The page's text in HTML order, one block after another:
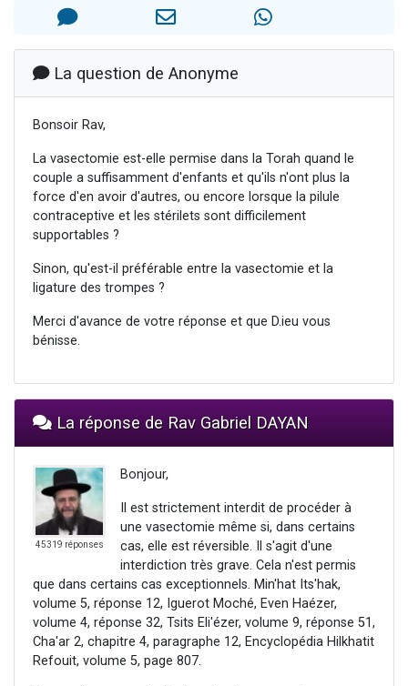
6 personnes viennent de faire un don pour 5 enfants déjà orphelins risquent de perdre leur maman
Il reste 49 places pour étudier en groupe sur Zoom
La question de Anonyme
Bonsoir Rav,
La vasectomie est-elle permise dans la Torah quand le
couple a suffisamment d'enfants et qu'ils n'ont plus la
force d'en avoir d'autres, ou encore lorsque la pilule
contraceptive et les stérilets sont difficilement
supportables ?
Sinon, qu'est-il préférable entre la vasectomie et la
ligature des trompes ?
Merci d'avance de votre réponse et que D.ieu vous
bénisse.
La réponse de Rav Gabriel DAYAN
45319 réponses
Bonjour,
Il est strictement interdit de procéder à
une vasectomie même si, dans certains
cas, elle est réversible. Il s'agit d'une
interdiction très grave. Cela n'est permis
que dans certains cas exceptionnels. Min'hat Its'hak,
volume 5, réponse 12, Iguerot Moché, Even Haézer,
volume 4, réponse 32, Tsits Eli'ézer, volume 9, réponse 51,
Cha'ar 2, chapitre 4, paragraphe 12, Encyclopédia Hilkhatit
Refouit, volume 5, page 807.